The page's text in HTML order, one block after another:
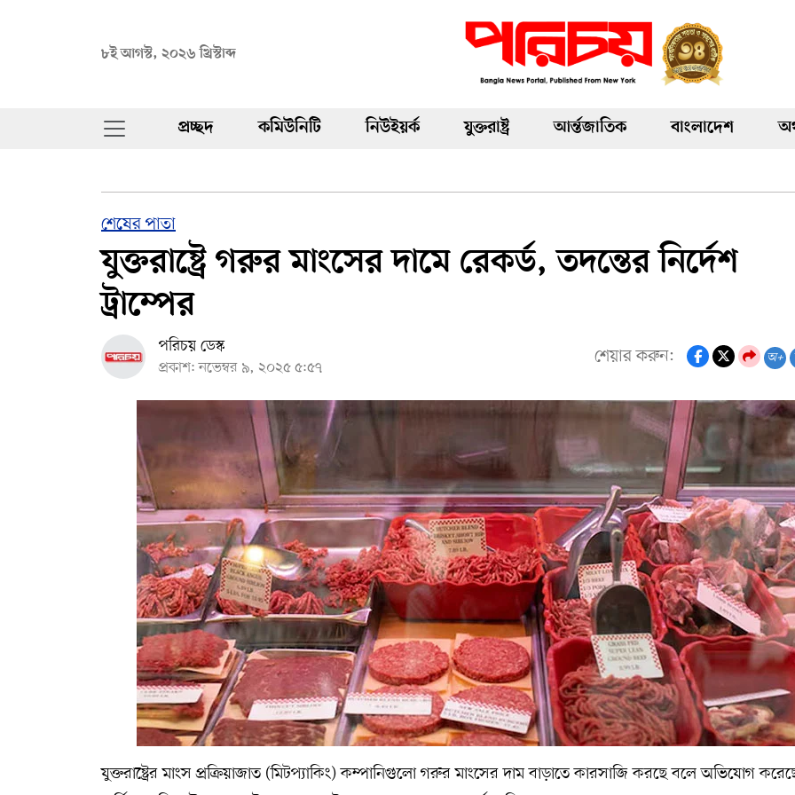
৮ই আগস্ট, ২০২৬ খ্রিস্টাব্দ
প্রচ্ছদ কমিউনিটি নিউইয়র্ক যুক্তরাষ্ট্র আর্ন্তজাতিক বাংলাদেশ
শেষের পাতা
যুক্তরাষ্ট্রে গরুর মাংসের দামে রেকর্ড, তদন্তের নির্দেশ
ট্রাম্পের
পরিচয় ডেস্ক
প্রকাশ: নভেম্বর ৯, ২০২৫ ৫:৫৭ শেয়ার করুন: অ+
যুক্তরাষ্ট্রের মাংস প্রক্রিয়াজাত (মিটপ্যাকিং) কম্পানিগুলো গরুর মাংসের দাম বাড়াতে কারসাজি করছে বলে অভিযোগ